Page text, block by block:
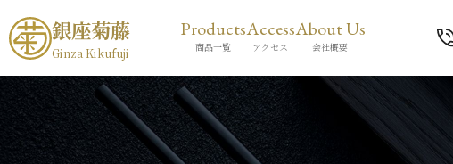
銀座菊藤
Ginza Kikufuji
Products
商品一覧
Access
アクセス
About Us
会社概要